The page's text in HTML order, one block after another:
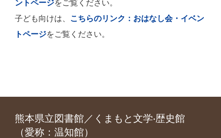
ントページをご覧ください。
子ども向けは、 こちらのリンク：おはなし会・イベン
トページをご覧ください。
熊本県立図書館／くまもと文学‧歴史館
（愛称：温知館）